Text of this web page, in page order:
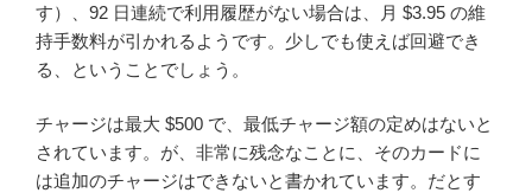
す）、92 日連続で利用履歴がない場合は、月 $3.95 の維
持手数料が引かれるようです。少しでも使えば回避でき
る、ということでしょう。
チャージは最大 $500 で、最低チャージ額の定めはないと
されています。が、非常に残念なことに、そのカードに
は追加のチャージはできないと書かれています。だとす